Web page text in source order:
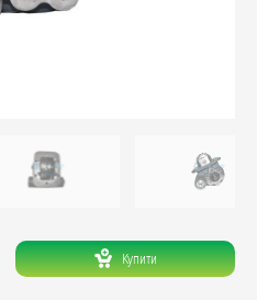
Купити